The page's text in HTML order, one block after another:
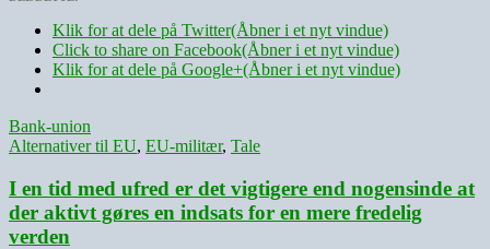
Klik for at dele på Twitter(Åbner i et nyt vindue)
Click to share on Facebook(Åbner i et nyt vindue)
Klik for at dele på Google+(Åbner i et nyt vindue)
Bank-union
Alternativer til EU, EU-militær, Tale
I en tid med ufred er det vigtigere end nogensinde at
der aktivt gøres en indsats for en mere fredelig
verden